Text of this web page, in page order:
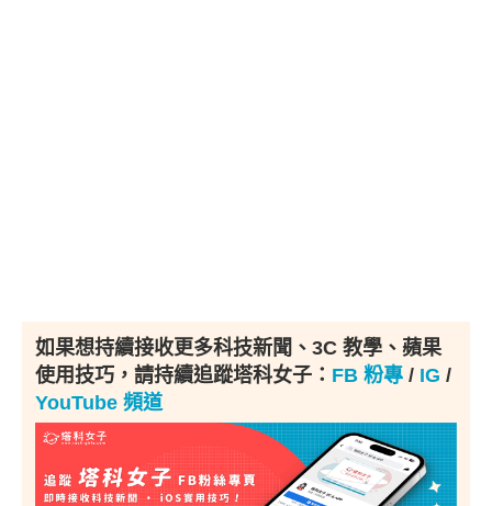
如果想持續接收更多科技新聞、3C 教學、蘋果
使用技巧，請持續追蹤塔科女子： FB 粉專 / IG /
YouTube 頻道